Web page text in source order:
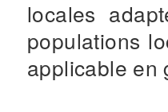
locales
populations
applicable en